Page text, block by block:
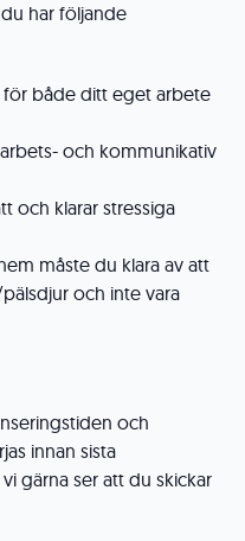
har följande
för både ditt eget arbete
och kommunikativ
och klarar stressiga
måste du klara av att
och inte vara
och
innan sista
gärna ser att du skickar